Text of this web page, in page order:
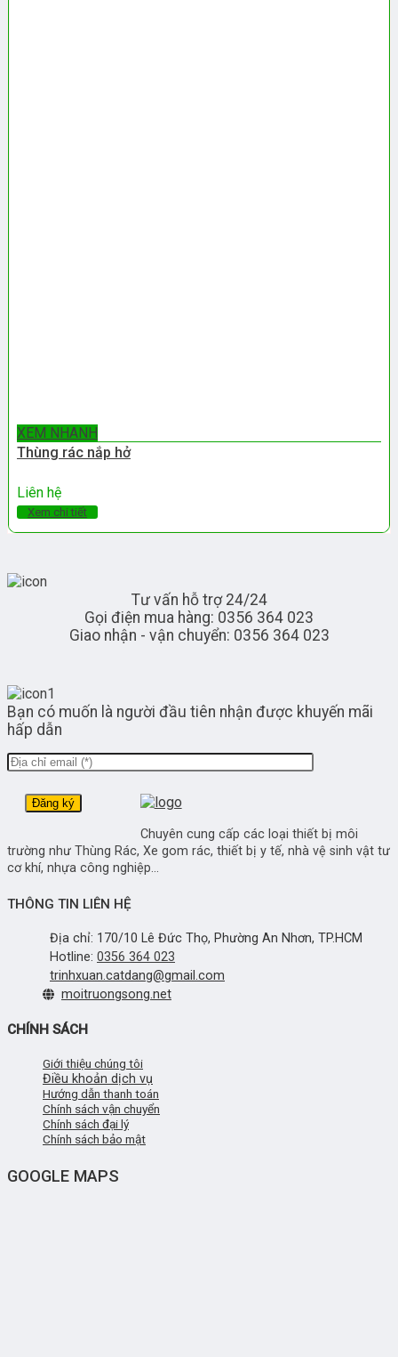
XEM NHANH
Thùng rác nắp hở
Liên hệ
Xem chi tiết
Tư vấn hỗ trợ 24/24
Gọi điện mua hàng: 0356 364 023
Giao nhận - vận chuyển: 0356 364 023
Bạn có muốn là người đầu tiên nhận được khuyến mãi
hấp dẫn
Chuyên cung cấp các loại thiết bị môi
trường như Thùng Rác, Xe gom rác, thiết bị y tế, nhà vệ sinh vật tư
cơ khí, nhựa công nghiệp...
THÔNG TIN LIÊN HỆ
Địa chỉ: 170/10 Lê Đức Thọ, Phường An Nhơn, TP.HCM
Hotline: 0356 364 023
trinhxuan.catdang@gmail.com
moitruongsong.net
CHÍNH SÁCH
Giới thiệu chúng tôi
Điều khoản dịch vụ
Hướng dẫn thanh toán
Chính sách vận chuyển
Chính sách đại lý
Chính sách bảo mật
GOOGLE MAPS